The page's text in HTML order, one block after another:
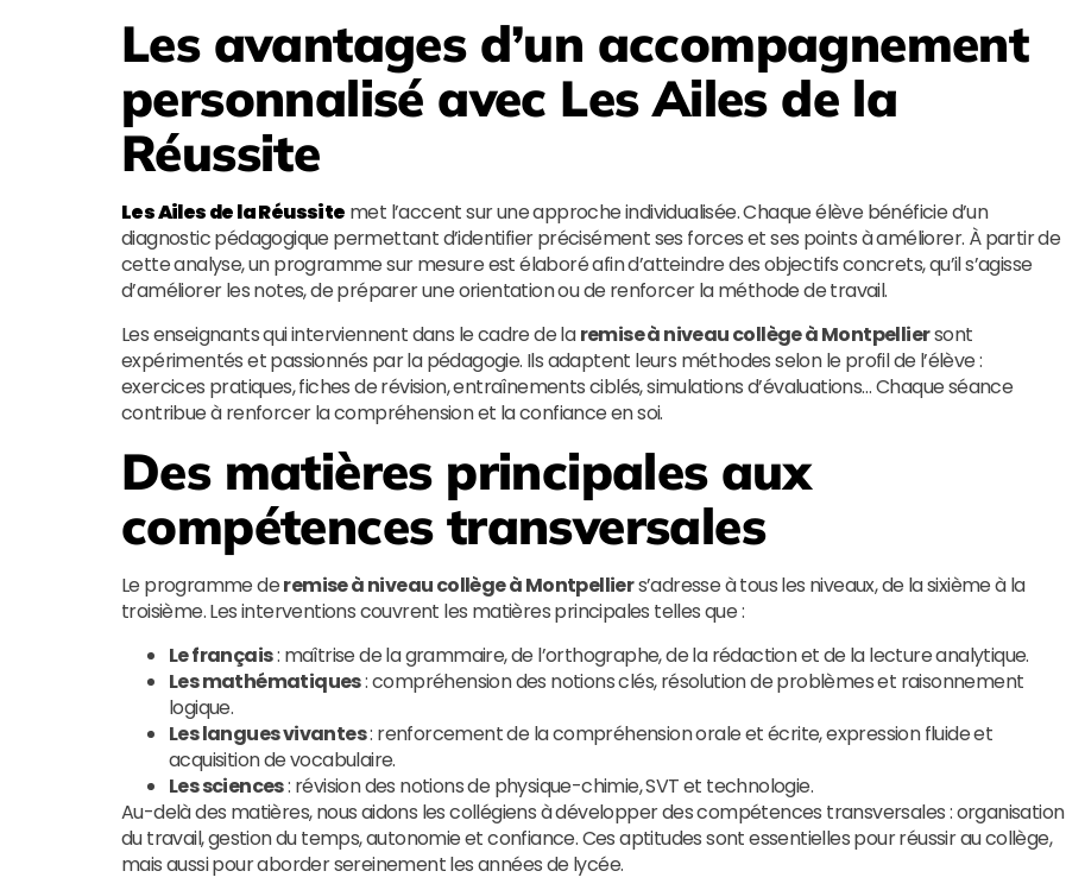
Les avantages d’un accompagnement
personnalisé avec Les Ailes de la
Réussite
Les Ailes de la Réussite met l’accent sur une approche individualisée. Chaque élève bénéficie d’un
diagnostic pédagogique permettant d’identifier précisément ses forces et ses points à améliorer. À partir de
cette analyse, un programme sur mesure est élaboré afin d’atteindre des objectifs concrets, qu’il s’agisse
d’améliorer les notes, de préparer une orientation ou de renforcer la méthode de travail.
Les enseignants qui interviennent dans le cadre de laremise à niveau collège à Montpelliersont
expérimentés et passionnés par la pédagogie. Ils adaptent leurs méthodes selon le profil de l’élève :
exercices pratiques, fiches de révision, entraînements ciblés, simulations d’évaluations… Chaque séance
contribue à renforcer la compréhension et la confiance en soi.
Des matières principales aux
compétences transversales
Le programme deremise à niveau collège à Montpelliers’adresse à tous les niveaux, de la sixième à la
troisième. Les interventions couvrent les matières principales telles que :
Le français: maîtrise de la grammaire, de l’orthographe, de la rédaction et de la lecture analytique.
Les mathématiques: compréhension des notions clés, résolution de problèmes et raisonnement
logique.
Les langues vivantes: renforcement de la compréhension orale et écrite, expression fluide et
acquisition de vocabulaire.
Les sciences: révision des notions de physique-chimie, SVT et technologie.
Au-delà des matières, nous aidons les collégiens à développer des compétences transversales : organisation
du travail, gestion du temps, autonomie et confiance. Ces aptitudes sont essentielles pour réussir au collège,
mais aussi pour aborder sereinement les années de lycée.